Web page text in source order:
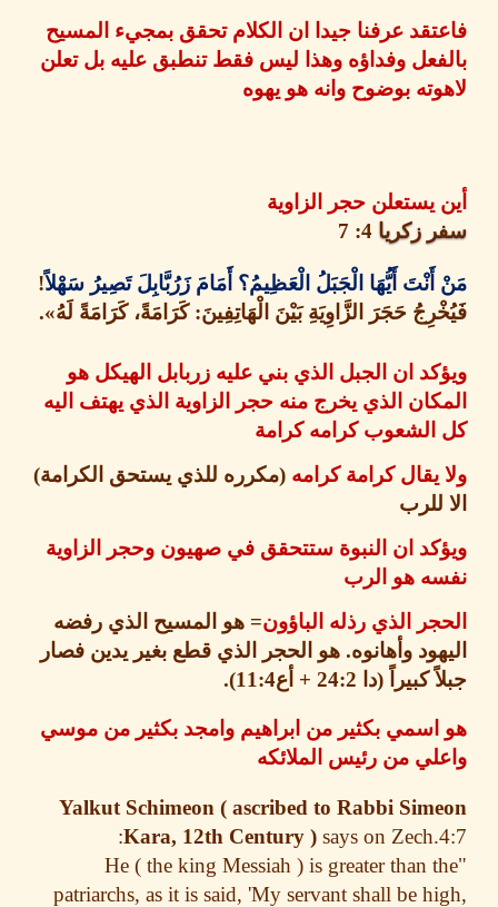
عرفنا جيدا ان الكلام تحقق بمجيء المسيح
وفداؤه وهذا ليس فقط تنطبق عليه بل تعلن
بوضوح وانه هو يهوه
حجر الزاوية
زكريا
أَيُّهَا الْجَبَلُ الْعَظِيمُ؟ أَمَامَ زَرُبَّابِلَ تَصِيرُ سَهْلاً!
حَجَرَ الزَّاوِيَةِ بَيْنَ الْهَاتِفِينَ:كَرَامَةً، كَرَامَةً لَهُ».
ان الجبل الذي بني عليه زربابل الهيكل هو
الذي يخرج منه حجر الزاوية الذي يهتف اليه
كرامه كرامة
يقال كرامة كرامه (مكرره للذي يستحق الكرامة )
ان النبوة ستتحقق في صهيون وحجر الزاوية
هو الرب
الذي رذله الباؤون =هو المسيح الذي رفضه
وأهانوه. هو الحجر الذي قطع بغير يدين فصار
كبيراً(دا24:2 + أع11:4).
بكثير من ابراهيم وامجد بكثير من موسي
من رئيس الملائكه
Yalkut Schimeon ( ascribed to Rabbi
Kara, 12th Century )says on
"He ( the king Messiah ) is greater than
patriarchs, as it is said, 'My servant shall be